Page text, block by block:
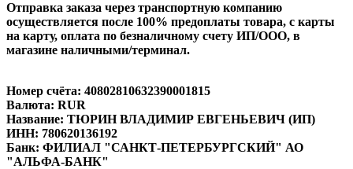
Отправка заказа через транспортную компанию
осуществляется после 100% предоплаты товара, с карты
на карту, оплата по безналичному счету ИП/ООО, в
магазине наличными/терминал.
Номер счёта: 40802810632390001815
Валюта: RUR
Название: ТЮРИН ВЛАДИМИР ЕВГЕНЬЕВИЧ (ИП)
ИНН: 780620136192
Банк: ФИЛИАЛ "САНКТ-ПЕТЕРБУРГСКИЙ" АО
"АЛЬФА-БАНК"